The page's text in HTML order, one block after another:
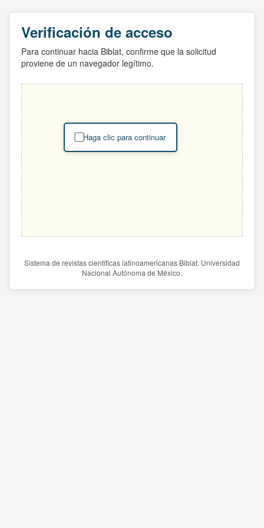
Verificación de acceso
Para continuar hacia Biblat, confirme que la solicitud
proviene de un navegador legítimo.
Haga clic para continuar
Sistema de revistas científicas latinoamericanas Biblat. Universidad
Nacional Autónoma de México.